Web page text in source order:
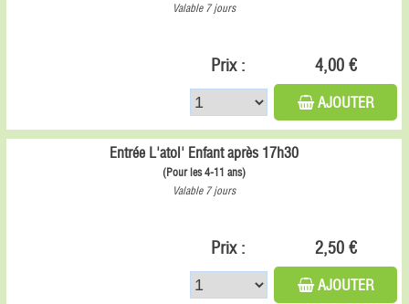
Valable 7 jours
Prix : 4,00 €
AJOUTER
Entrée L'atol' Enfant après 17h30
(Pour les 4-11 ans)
Valable 7 jours
Prix : 2,50 €
AJOUTER